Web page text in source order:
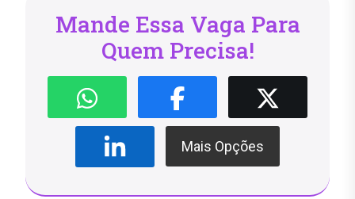
Mande Essa Vaga Para
Quem Precisa!
Mais Opções